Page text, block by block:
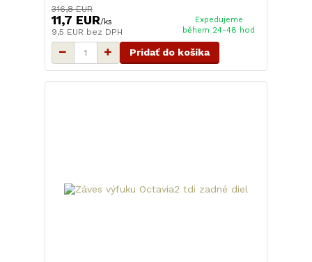
316,8 EUR
11,7 EUR/ks
9,5 EUR bez DPH
Expedujeme
během 24-48 hod
Pridať do košíka